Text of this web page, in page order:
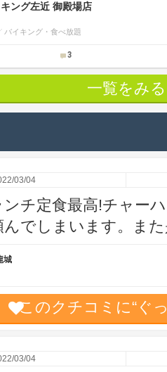
ング左近 御殿場店
バイキング・食べ放題
3
一覧をみる
03/04
チ定食最高!チャー
でしまいます。ま
城
このクチコミに“ぐ
03/04